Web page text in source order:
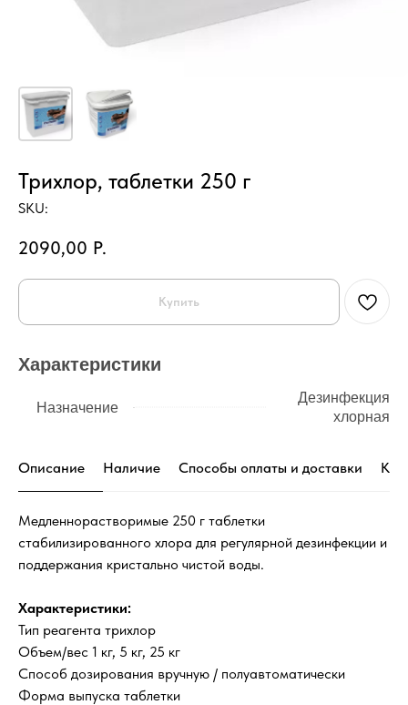
Трихлор, таблетки 250 г
SKU:
2090,00 Р.
Купить
Характеристики
Назначение
Дезинфекция
хлорная
Описание Наличие Способы оплаты и доставки
Медленнорастворимые 250 г таблетки
стабилизированного хлора для регулярной дезинфекции и
поддержания кристально чистой воды.
Характеристики:
Тип реагента трихлор
Объем/вес 1 кг, 5 кг, 25 кг
Способ дозирования вручную / полуавтоматически
Форма выпуска таблетки